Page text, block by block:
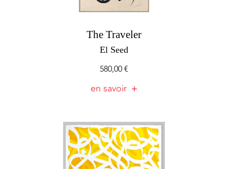
The Traveler
El Seed
580,00€
en savoir